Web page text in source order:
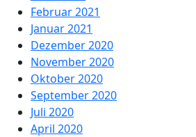
Februar 2021
Januar 2021
Dezember 2020
November 2020
Oktober 2020
September 2020
Juli 2020
April 2020